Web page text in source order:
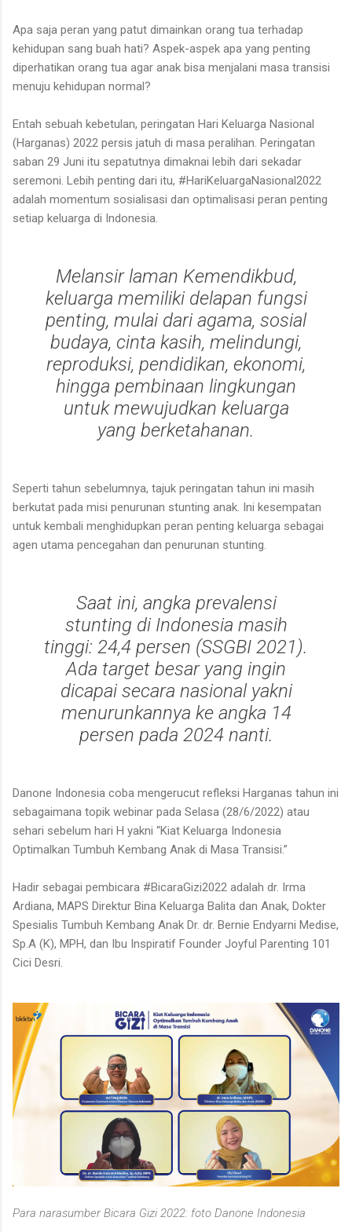
Apa saja peran yang patut dimainkan orang tua terhadap
kehidupan sang buah hati? Aspek-aspek apa yang penting
diperhatikan orang tua agar anak bisa menjalani masa transisi
menuju kehidupan normal?
Entah sebuah kebetulan, peringatan Hari Keluarga Nasional
(Harganas) 2022 persis jatuh di masa peralihan. Peringatan
saban 29 Juni itu sepatutnya dimaknai lebih dari sekadar
seremoni. Lebih penting dari itu, #HariKeluargaNasional2022
adalah momentum sosialisasi dan optimalisasi peran penting
setiap keluarga di Indonesia.
Melansir laman Kemendikbud,
keluarga memiliki delapan fungsi
penting, mulai dari agama, sosial
budaya, cinta kasih, melindungi,
reproduksi, pendidikan, ekonomi,
hingga pembinaan lingkungan
untuk mewujudkan keluarga
yang berketahanan.
Seperti tahun sebelumnya, tajuk peringatan tahun ini masih
berkutat pada misi penurunan stunting anak. Ini kesempatan
untuk kembali menghidupkan peran penting keluarga sebagai
agen utama pencegahan dan penurunan stunting.
Saat ini, angka prevalensi
stunting di Indonesia masih
tinggi: 24,4 persen (SSGBI 2021).
Ada target besar yang ingin
dicapai secara nasional yakni
menurunkannya ke angka 14
persen pada 2024 nanti.
Danone Indonesia coba mengerucut refleksi Harganas tahun ini
sebagaimana topik webinar pada Selasa (28/6/2022) atau
sehari sebelum hari H yakni “Kiat Keluarga Indonesia
Optimalkan Tumbuh Kembang Anak di Masa Transisi.”
Hadir sebagai pembicara #BicaraGizi2022 adalah dr. Irma
Ardiana, MAPS Direktur Bina Keluarga Balita dan Anak, Dokter
Spesialis Tumbuh Kembang Anak Dr. dr. Bernie Endyarni Medise,
Sp.A (K), MPH, dan Ibu Inspiratif Founder Joyful Parenting 101
Cici Desri.
Para narasumber Bicara Gizi 2022: foto Danone Indonesia